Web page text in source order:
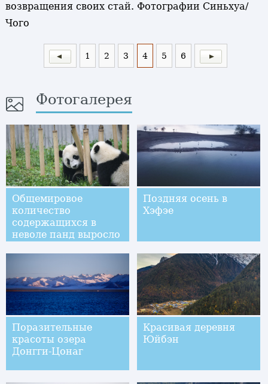
возвращения своих стай. Фотографии Синьхуа/
Чого
1 2 3 4 5 6
Фотогалерея
Общемировое
количество
содержащихся в
неволе панд выросло
Поздняя осень в
Хэфэе
Поразительные
красоты озера
Донгги-Цонаг
Красивая деревня
Юйбэн